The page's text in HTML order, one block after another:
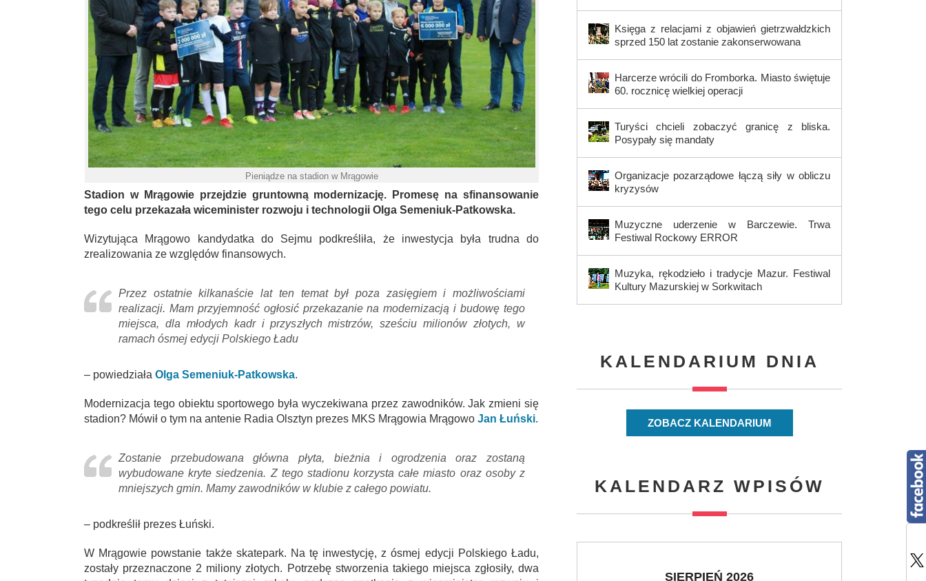
Pieniądze na stadion w Mrągowie
Stadion w Mrągowie przejdzie gruntowną modernizację. Promesę na sfinansowanie
tego celu przekazała wiceminister rozwoju i technologii Olga Semeniuk-Patkowska.
Wizytująca Mrągowo kandydatka do Sejmu podkreśliła, że inwestycja była trudna do
zrealizowania ze względów finansowych.
Przez ostatnie kilkanaście lat ten temat był poza zasięgiem i możliwościami
realizacji. Mam przyjemność ogłosić przekazanie na modernizacją i budowę tego
miejsca, dla młodych kadr i przyszłych mistrzów, sześciu milionów złotych, w
ramach ósmej edycji Polskiego Ładu
– powiedziała Olga Semeniuk-Patkowska.
Modernizacja tego obiektu sportowego była wyczekiwana przez zawodników. Jak zmieni się
stadion? Mówił o tym na antenie Radia Olsztyn prezes MKS Mrągowia Mrągowo Jan Łuński.
Zostanie przebudowana główna płyta, bieżnia i ogrodzenia oraz zostaną
wybudowane kryte siedzenia. Z tego stadionu korzysta całe miasto oraz osoby z
mniejszych gmin. Mamy zawodników w klubie z całego powiatu.
– podkreślił prezes Łuński.
W Mrągowie powstanie także skatepark. Na tę inwestycję, z ósmej edycji Polskiego Ładu,
zostały przeznaczone 2 miliony złotych. Potrzebę stworzenia takiego miejsca zgłosiły, dwa
Księga z relacjami z objawień gietrzwałdzkich
sprzed 150 lat zostanie zakonserwowana
Harcerze wrócili do Fromborka. Miasto świętuje
60. rocznicę wielkiej operacji
Turyści chcieli zobaczyć granicę z bliska.
Posypały się mandaty
Organizacje pozarządowe łączą siły w obliczu
kryzysów
Muzyczne uderzenie w Barczewie. Trwa
Festiwal Rockowy ERROR
Muzyka, rękodzieło i tradycje Mazur. Festiwal
Kultury Mazurskiej w Sorkwitach
KALENDARIUM DNIA
ZOBACZ KALENDARIUM
KALENDARZ WPISÓW
SIERPIEŃ 2026